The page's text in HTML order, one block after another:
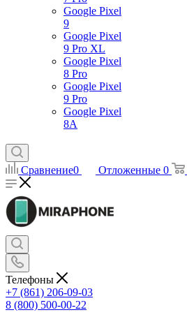
Google Pixel
9
Google Pixel
9 Pro XL
Google Pixel
8 Pro
Google Pixel
9 Pro
Google Pixel
8A
Сравнение0 Отложенные 0
Телефоны
+7 (861) 206-09-03
8 (800) 500-00-22